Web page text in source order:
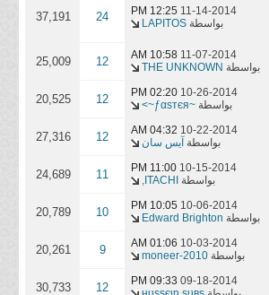
11-14-2014
12:25 PM
بواسطة LAPITOS
24
37,191
11-07-2014
10:58 AM
بواسطة THE UNKNOWN
12
25,009
10-26-2014
02:20 PM
بواسطة ~ƒαѕтєя~>
12
20,525
10-22-2014
04:32 AM
بواسطة آيس سان 12
27,316
10-15-2014
11:00 PM
بواسطة
ITACHI,
11
24,689
10-06-2014
10:05 PM
بواسطة Edward Brighton
10
20,789
10-03-2014
01:06 AM
بواسطة moneer-2010
9
20,261
09-18-2014
09:33 PM
12
30,733